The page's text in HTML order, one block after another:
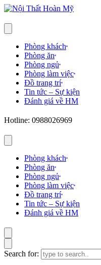
Phòng khách
Phòng ăn
Phòng ngủ
Phòng làm việc
Đồ trang trí
Tin tức – Sự kiện
Đánh giá về HM
Hotline: 0988026969
Phòng khách
Phòng ăn
Phòng ngủ
Phòng làm việc
Đồ trang trí
Tin tức – Sự kiện
Đánh giá về HM
Search for: